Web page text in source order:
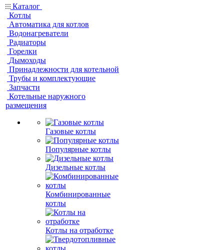
Каталог
Котлы
Автоматика для котлов
Водонагреватели
Радиаторы
Горелки
Дымоходы
Принадлежности для котельной
Трубы и комплектующие
Запчасти
Котельные наружного
размещения
Газовые котлы
Популярные котлы
Дизельные котлы
Комбинированные
котлы
Котлы на отработке